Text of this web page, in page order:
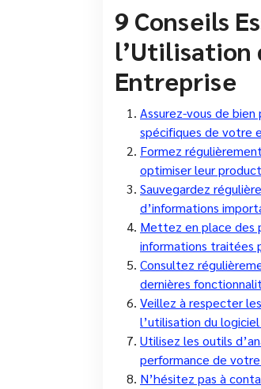
9 Conseils
l’Utilisation
Entreprise
Assurez-vous de
spécifiques de votre
Formez
optimiser leur
Sauvegardez
d’informations
Mettez en place des
informations traitées
Consultez
dernières
Veillez à respecter
l’utilisation du logiciel
Utilisez les outils
performance de
N’hésitez pas à